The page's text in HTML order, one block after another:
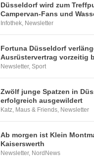
Düsseldorf wird zum
Campervan-Fans und
Infothek Newsletter
Fortuna Düsseldorf
Ausrüstervertrag vorzeitig
Newsletter,Sport
Zwölf junge Spatzen in
erfolgreich ausgewildert
Katz, Maus & Friends Newsletter
Ab morgen ist Klein
Kaiserswerth
Newsletter, NordNews